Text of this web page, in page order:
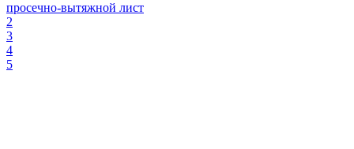
просечно-вытяжной лист
2
3
4
5